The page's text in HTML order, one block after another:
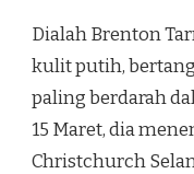
Dialah Brenton
kulit putih,
paling berdarah
15 Maret, dia
Christchurch